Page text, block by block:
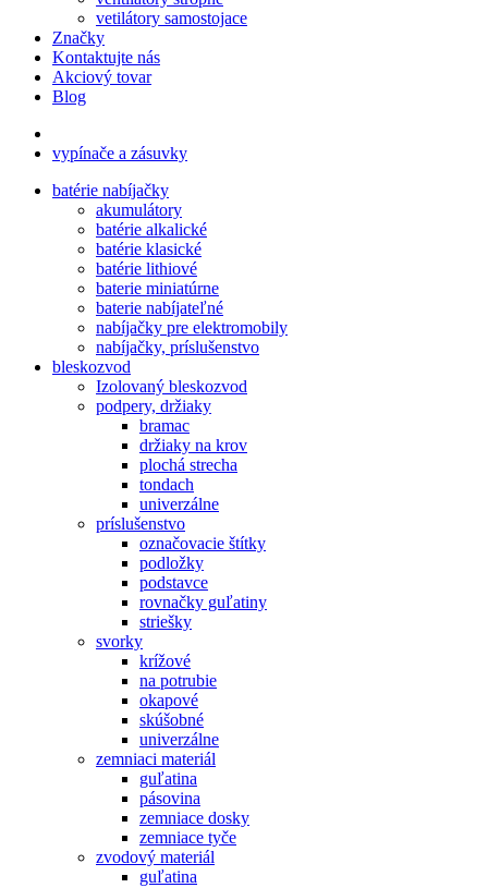
vetilátory samostojace
Značky
Kontaktujte nás
Akciový tovar
Blog
vypínače a zásuvky
batérie nabíjačky
akumulátory
batérie alkalické
batérie klasické
batérie lithiové
baterie miniatúrne
baterie nabíjateľné
nabíjačky pre elektromobily
nabíjačky, príslušenstvo
bleskozvod
Izolovaný bleskozvod
podpery, držiaky
bramac
držiaky na krov
plochá strecha
tondach
univerzálne
príslušenstvo
označovacie štítky
podložky
podstavce
rovnačky guľatiny
striešky
svorky
krížové
na potrubie
okapové
skúšobné
univerzálne
zemniaci materiál
guľatina
pásovina
zemniace dosky
zemniace tyče
zvodový materiál
guľatina